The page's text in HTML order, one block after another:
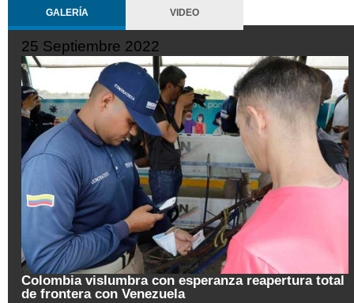
GALERÍA VIDEO
reapertura total
19 Septiembre 2022
Pregón de la Noche del Fuego en